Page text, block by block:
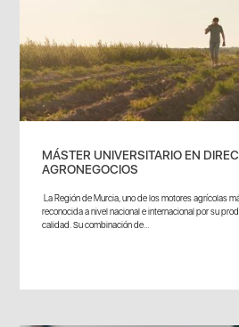
MÁSTER UNIVERSITARIO EN
AGRONEGOCIOS
La Región de Murcia, uno de los motores agrícolas
reconocida a nivel nacional e internacional por su
calidad. Su combinación de...